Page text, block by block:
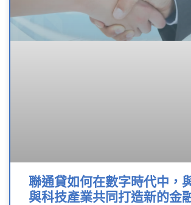
聯通貸如何在數字時代中，
與科技產業共同打造新的金